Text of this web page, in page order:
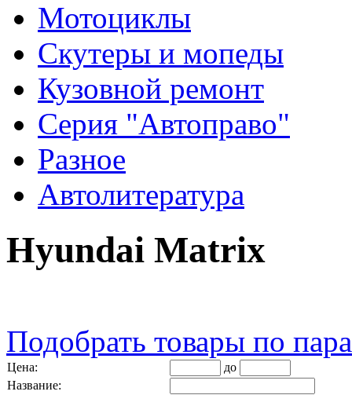
Мотоциклы
Скутеры и мопеды
Кузовной ремонт
Серия "Автоправо"
Разное
Автолитература
Hyundai Matrix
Подобрать товары по
Цена:
до
Название: